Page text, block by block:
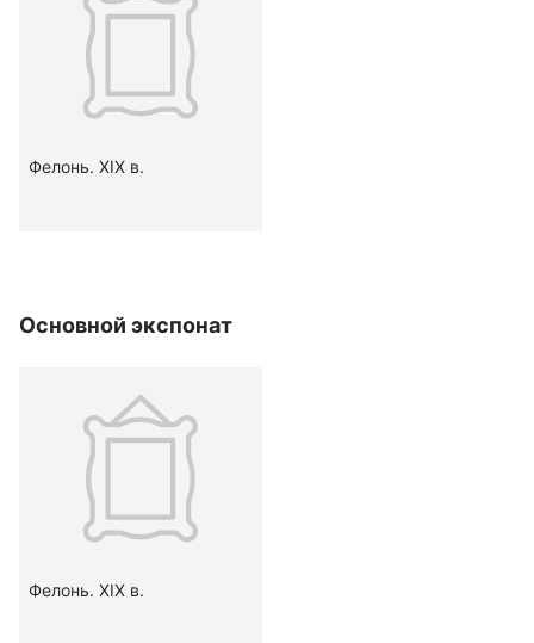
Фелонь. XIX в.
Основной экспонат
Фелонь. XIX в.